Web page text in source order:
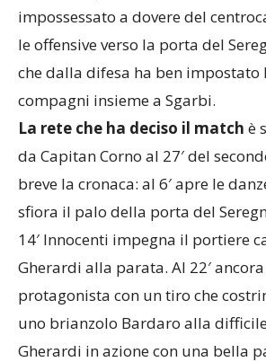
impossessato a dovere del
le offensive verso la porta del
che dalla difesa ha ben impostato
compagni insieme a Sgarbi.
La rete che ha deciso il match è
da Capitan Corno al 27′ del
breve la cronaca: al 6′ apre le
sfiora il palo della porta del
14′ Innocenti impegna il portiere
Gherardi alla parata. Al 22′
protagonista con un tiro che
uno brianzolo Bardaro alla
Gherardi in azione con una bella